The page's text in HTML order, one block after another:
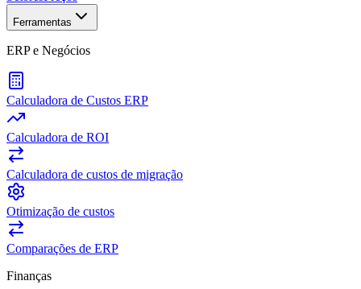
Ferramentas
ERP e Negócios
Calculadora de Custos ERP
Calculadora de ROI
Calculadora de custos de migração
Otimização de custos
Comparações de ERP
Finanças